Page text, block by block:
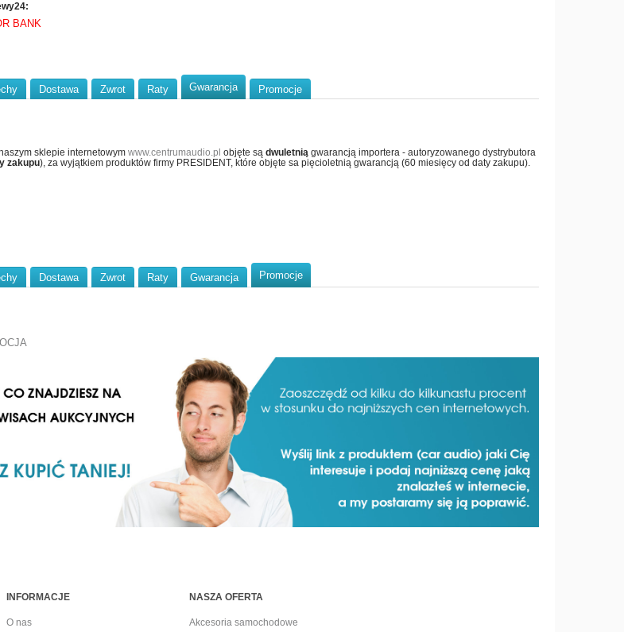
BANK
Dostawa Zwrot Raty Gwarancja Promocje
sklepie internetowym www.centrumaudio.pl objęte są dwuletniągwarancją importera - autoryzowanego dystrybutora
zakupu), za wyjątkiem produktów firmy PRESIDENT, które objęte sa pięcioletnią gwarancją (60 miesięcy od daty zakupu).
Dostawa Zwrot Raty Gwarancja Promocje
INFORMACJE
O nas
NASZA OFERTA
Akcesoria samochodowe